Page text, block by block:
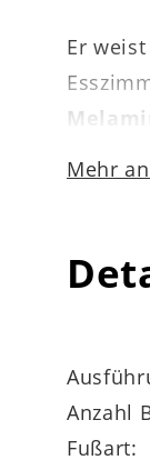
Er
Mehr
Anzahl
Fußart: